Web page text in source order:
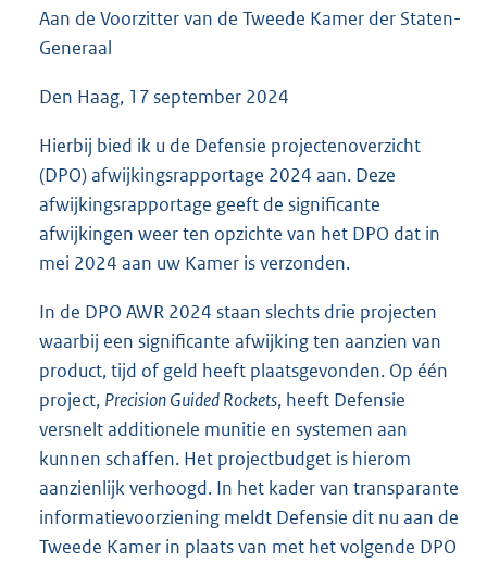
8
Aan de Voorzitter van de Tweede Kamer der Staten-
Generaal
Den Haag, 17 september 2024
Hierbij bied ik u de Defensie projectenoverzicht
(DPO) afwijkingsrapportage 2024 aan. Deze
afwijkingsrapportage geeft de significante
afwijkingen weer ten opzichte van het DPO dat in
mei 2024 aan uw Kamer is verzonden.
In de DPO AWR 2024 staan slechts drie projecten
waarbij een significante afwijking ten aanzien van
product, tijd of geld heeft plaatsgevonden. Op één
project, Precision Guided Rockets, heeft Defensie
versnelt additionele munitie en systemen aan
kunnen schaffen. Het projectbudget is hierom
aanzienlijk verhoogd. In het kader van transparante
informatievoorziening meldt Defensie dit nu aan de
Tweede Kamer in plaats van met het volgende DPO